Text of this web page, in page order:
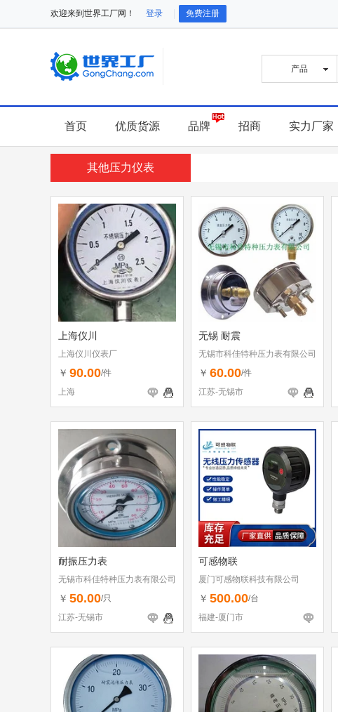
欢迎来到世界工厂网！ 登录 免费注册
首页 优质货源 品牌 招商 实力厂家
其他压力仪表
上海仪川
上海仪川仪表厂
￥ 90.00/件
上海
无锡 耐震
无锡市科佳特种压力表有限公司
￥ 60.00/件
江苏-无锡市
耐振压力表
无锡市科佳特种压力表有限公司
￥ 50.00/只
江苏-无锡市
可感物联
厦门可感物联科技有限公司
￥ 500.00/台
福建-厦门市